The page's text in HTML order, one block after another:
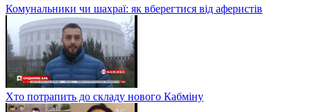
Комунальники чи шахраї: як вберегтися від аферистів
Хто потрапить до складу нового Кабміну